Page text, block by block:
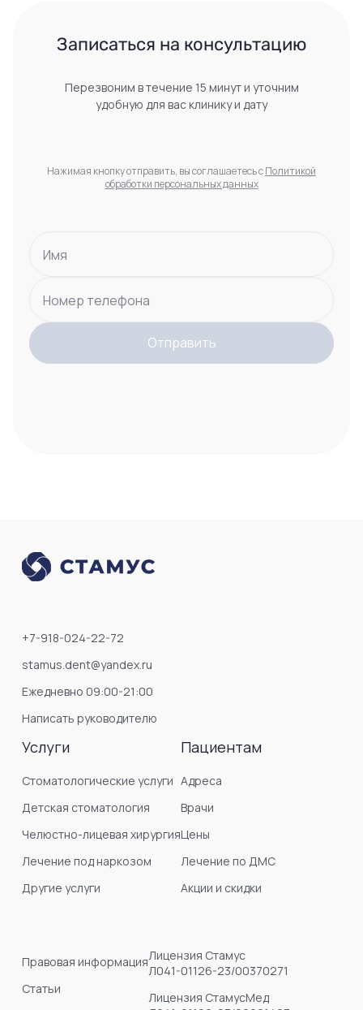
Записаться на консультацию
Перезвоним в течение 15 минут и уточним
удобную для вас клинику и дату
Нажимая кнопку отправить, вы соглашаетесь сПолитикой
обработки персональных данных
Имя
Номер телефона
Отправить
+7-918-024-22-72
stamus.dent@yandex.ru
Ежедневно 09:00-21:00
Написать руководителю
Услуги
Стоматологические услуги
Детская стоматология
Челюстно-лицевая хирургия
Лечение под наркозом
Другие услуги
Пациентам
Адреса
Врачи
Цены
Лечение по ДМС
Акции и скидки
Правовая информация
Статьи
Лицензия Стамус
Л041-01126-23/00370271
Лицензия СтамусМед